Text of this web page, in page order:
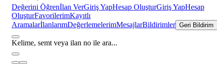
Değerini Öğrenİlan VerGiriş YapHesap OluşturGiriş YapHesap
OluşturFavorilerimKayıtlı
AramalarİlanlarımDeğerlemelerimMesajlarBildirimler Geri Bildirim
Kelime, semt veya ilan no ile ara...